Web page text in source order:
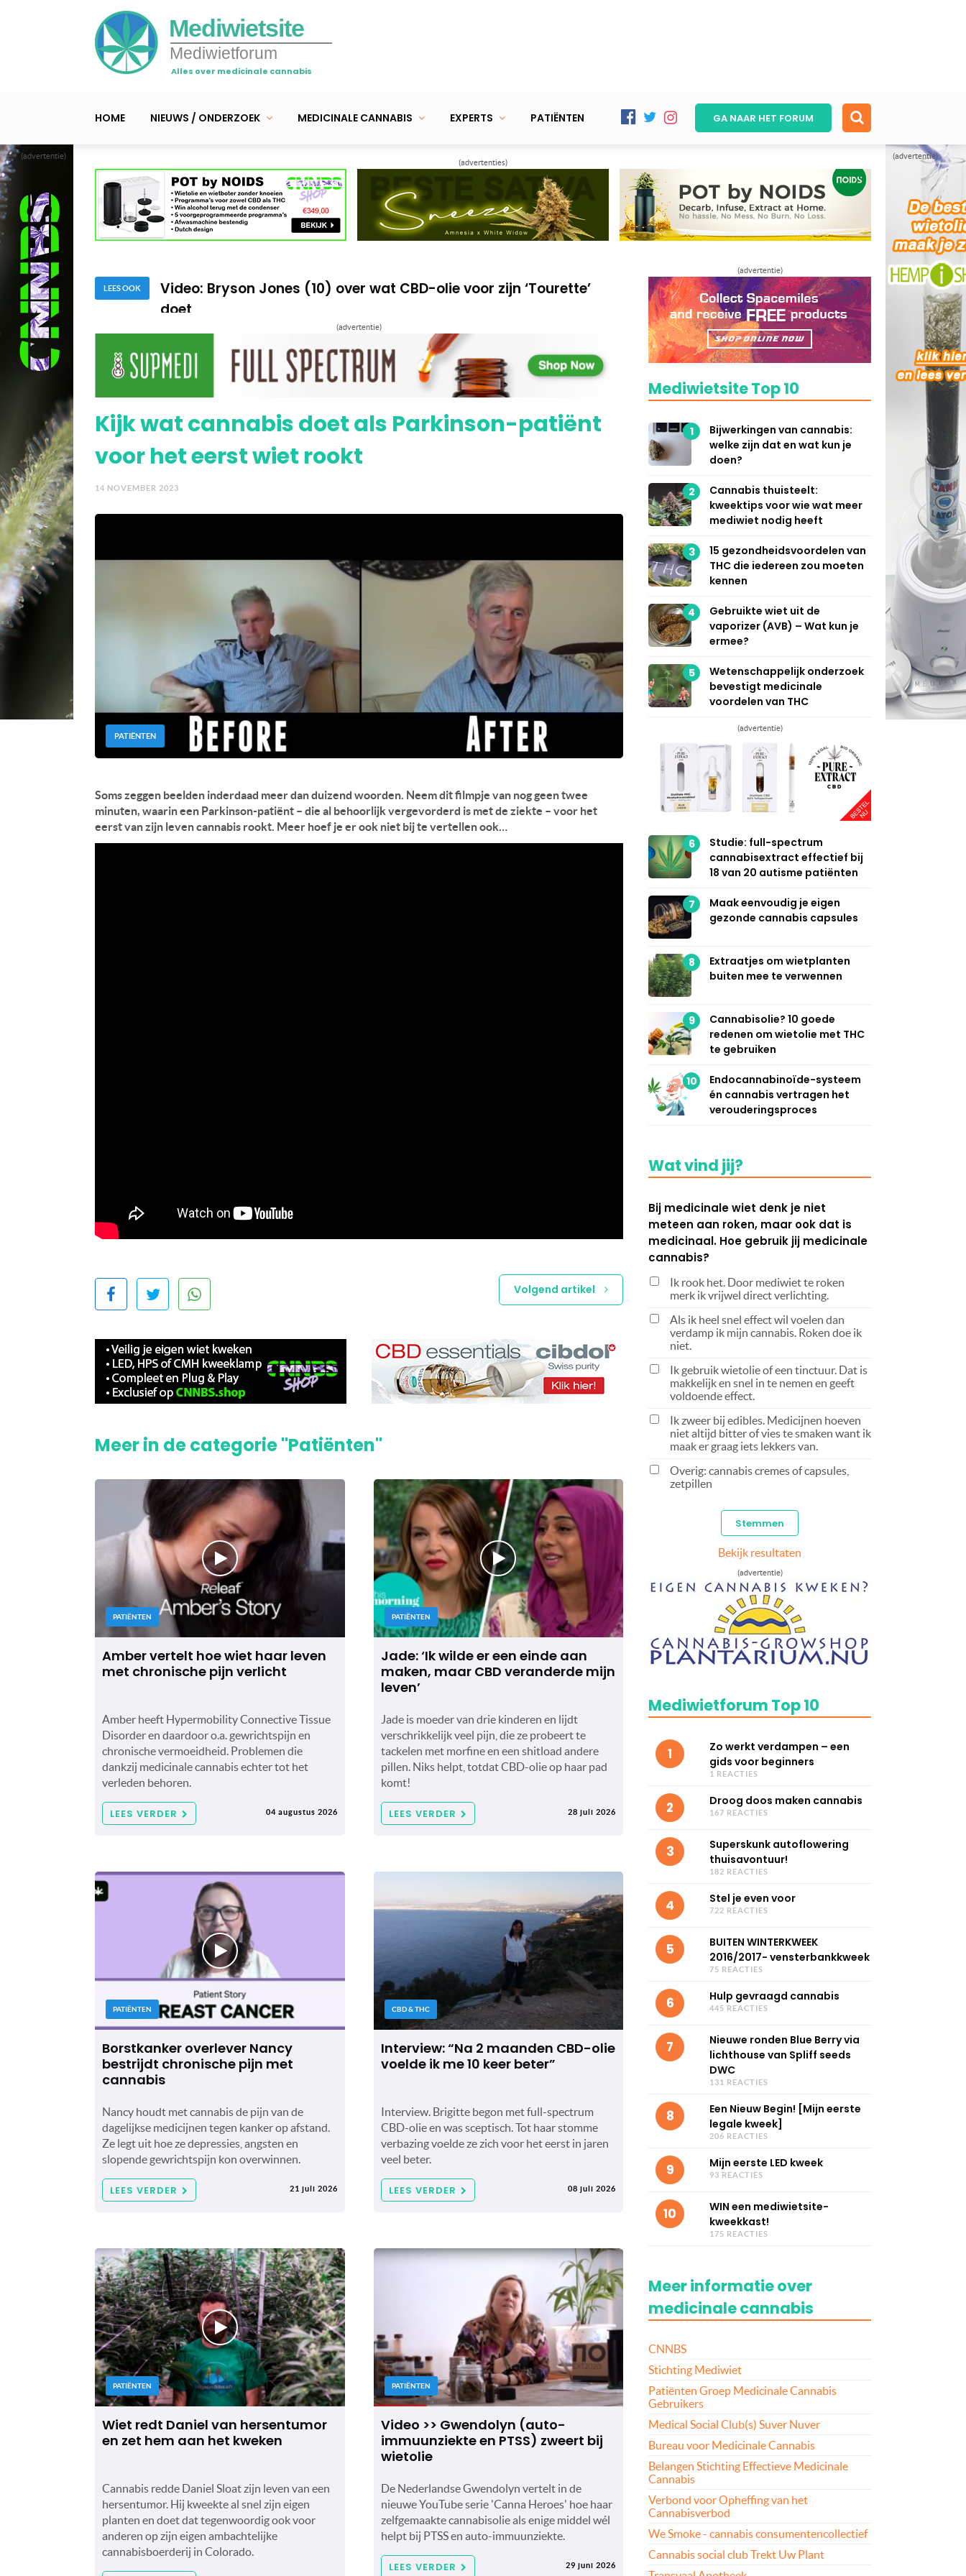
(advertentie) (advertentie)
Mediwietsite
Mediwietforum
Alles over medicinale cannabis
HOME NIEUWS / ONDERZOEK MEDICINALE CANNABIS EXPERTS PATIËNTEN GA NAAR HET FORUM
(advertenties)
LEES OOK
Video – Zie hoe wietolie afrekent met huidkanker
Video – De wetenschap achter cannabis tegen epilepsie
doet
Video – Zie hoe wietolie afrekent met huidkanker
Video – De wetenschap achter cannabis tegen epilepsie
(advertentie)
Kijk wat cannabis doet als Parkinson-patiënt
voor het eerst wiet rookt
14 NOVEMBER 2023
PATIËNTEN
Soms zeggen beelden inderdaad meer dan duizend woorden. Neem dit filmpje van nog geen twee
minuten, waarin een Parkinson-patiënt – die al behoorlijk vergevorderd is met de ziekte – voor het
eerst van zijn leven cannabis rookt. Meer hoef je er ook niet bij te vertellen ook…
Volgend artikel
Meer in de categorie "Patiënten"
PATIËNTEN
Amber vertelt hoe wiet haar leven
met chronische pijn verlicht
Amber heeft Hypermobility Connective Tissue
Disorder en daardoor o.a. gewrichtspijn en
chronische vermoeidheid. Problemen die
dankzij medicinale cannabis echter tot het
verleden behoren.
LEES VERDER 04 augustus 2026
PATIËNTEN
Jade: ‘Ik wilde er een einde aan
maken, maar CBD veranderde mijn
leven’
Jade is moeder van drie kinderen en lijdt
verschrikkelijk veel pijn, die ze probeert te
tackelen met morfine en een shitload andere
pillen. Niks helpt, totdat CBD-olie op haar pad
komt!
LEES VERDER 28 juli 2026
PATIËNTEN
Borstkanker overlever Nancy
bestrijdt chronische pijn met
cannabis
Nancy houdt met cannabis de pijn van de
dagelijkse medicijnen tegen kanker op afstand.
Ze legt uit hoe ze depressies, angsten en
slopende gewrichtspijn kon overwinnen.
LEES VERDER 21 juli 2026
CBD & THC
Interview: “Na 2 maanden CBD-olie
voelde ik me 10 keer beter”
Interview. Brigitte begon met full-spectrum
CBD-olie en was sceptisch. Tot haar stomme
verbazing voelde ze zich voor het eerst in jaren
veel beter.
LEES VERDER 08 juli 2026
PATIËNTEN
Wiet redt Daniel van hersentumor
en zet hem aan het kweken
Cannabis redde Daniel Sloat zijn leven van een
hersentumor. Hij kweekte al snel zijn eigen
planten en doet dat tegenwoordig ook voor
anderen op zijn eigen ambachtelijke
cannabisboerderij in Colorado.
PATIËNTEN
Video >> Gwendolyn (auto-
immuunziekte en PTSS) zweert bij
wietolie
De Nederlandse Gwendolyn vertelt in de
nieuwe YouTube serie 'Canna Heroes' hoe haar
zelfgemaakte cannabisolie als enige middel wél
helpt bij PTSS en auto-immuunziekte.
LEES VERDER 29 juni 2026
(advertentie)
Mediwietsite Top 10
1
Bijwerkingen van cannabis:
welke zijn dat en wat kun je
doen?
2
Cannabis thuisteelt:
kweektips voor wie wat meer
mediwiet nodig heeft
3
15 gezondheidsvoordelen van
THC die iedereen zou moeten
kennen
4
Gebruikte wiet uit de
vaporizer (AVB) – Wat kun je
ermee?
5
Wetenschappelijk onderzoek
bevestigt medicinale
voordelen van THC
(advertentie)
6
Studie: full-spectrum
cannabisextract effectief bij
18 van 20 autisme patiënten
7
Maak eenvoudig je eigen
gezonde cannabis capsules
8
Extraatjes om wietplanten
buiten mee te verwennen
9
Cannabisolie? 10 goede
redenen om wietolie met THC
te gebruiken
10
Endocannabinoïde-systeem
én cannabis vertragen het
verouderingsproces
Wat vind jij?
Bij medicinale wiet denk je niet
meteen aan roken, maar ook dat is
medicinaal. Hoe gebruik jij medicinale
cannabis?
Ik rook het. Door mediwiet te roken
merk ik vrijwel direct verlichting.
Als ik heel snel effect wil voelen dan
verdamp ik mijn cannabis. Roken doe ik
niet.
Ik gebruik wietolie of een tinctuur. Dat is
makkelijk en snel in te nemen en geeft
voldoende effect.
Ik zweer bij edibles. Medicijnen hoeven
niet altijd bitter of vies te smaken want ik
maak er graag iets lekkers van.
Overig: cannabis cremes of capsules,
zetpillen
Bekijk resultaten
(advertentie)
Mediwietforum Top 10
1
Zo werkt verdampen – een
gids voor beginners
1 REACTIES
2 Droog doos maken cannabis
167 REACTIES
3
Superskunk autoflowering
thuisavontuur!
182 REACTIES
4 Stel je even voor
722 REACTIES
5
BUITEN WINTERKWEEK
2016/2017- vensterbankkweek
75 REACTIES
6 Hulp gevraagd cannabis
445 REACTIES
7
Nieuwe ronden Blue Berry via
lichthouse van Spliff seeds
DWC
131 REACTIES
8
Een Nieuw Begin! [Mijn eerste
legale kweek]
206 REACTIES
9 Mijn eerste LED kweek
93 REACTIES
10
WIN een mediwietsite-
kweekkast!
175 REACTIES
Meer informatie over
medicinale cannabis
CNNBS
Stichting Mediwiet
Patiënten Groep Medicinale Cannabis
Gebruikers
Medical Social Club(s) Suver Nuver
Bureau voor Medicinale Cannabis
Belangen Stichting Effectieve Medicinale
Cannabis
Verbond voor Opheffing van het
Cannabisverbod
We Smoke - cannabis consumentencollectief
Cannabis social club Trekt Uw Plant